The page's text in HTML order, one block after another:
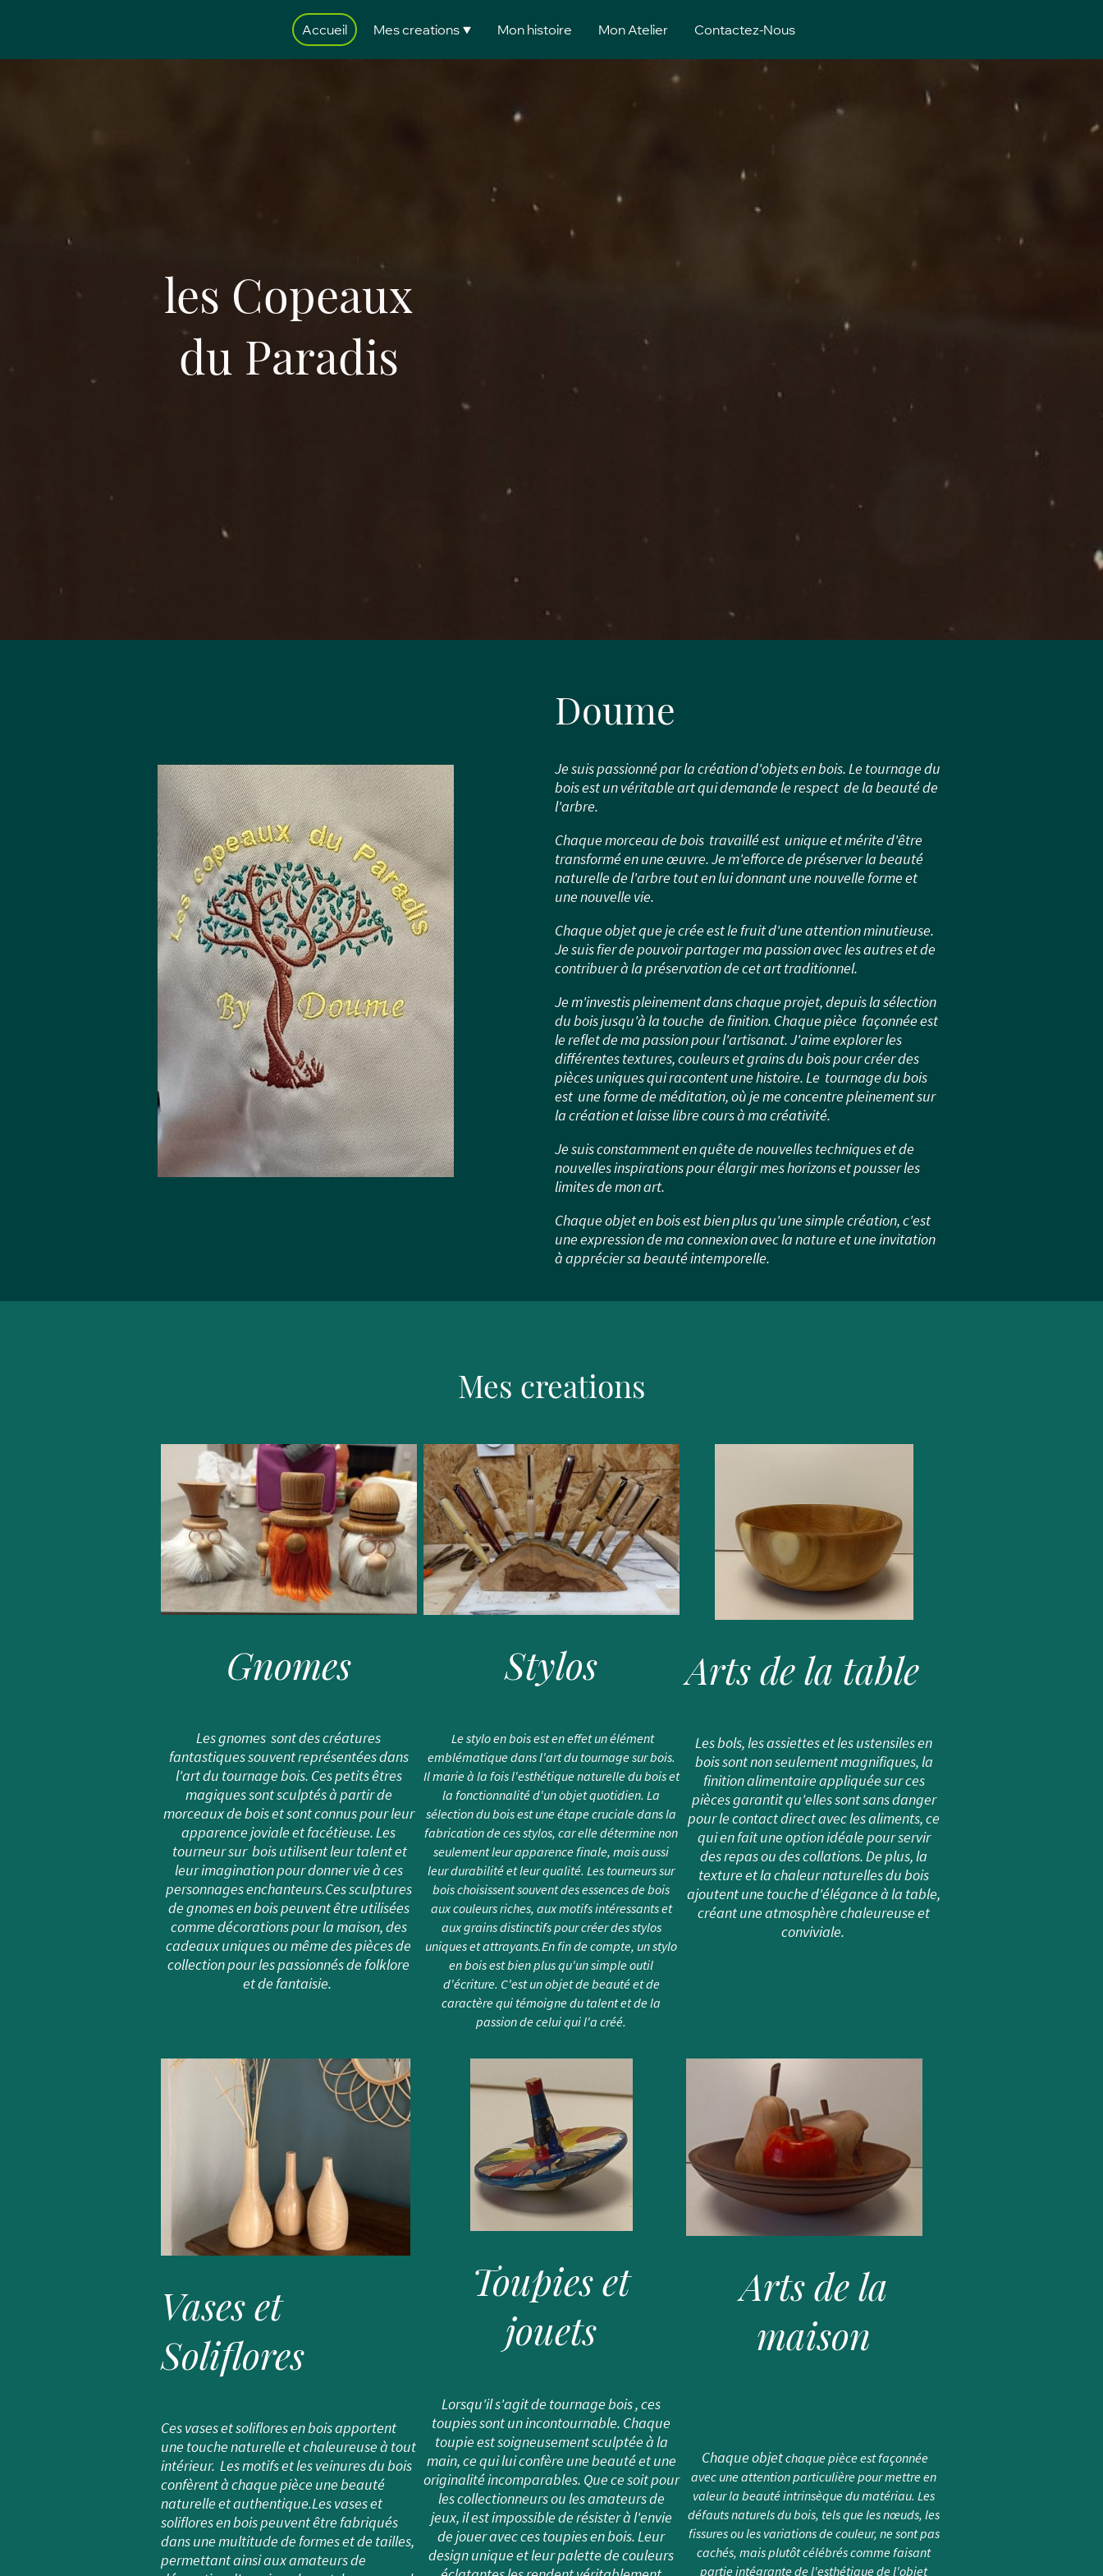
Accueil Mes creations Mon histoire Mon Atelier Contactez-Nous
les Copeaux
du Paradis
Doume
Je suis passionné par la création d'objets en bois. Le tournage du
bois est un véritable art qui demande le respect de la beauté de
l'arbre.
Chaque morceau de bois travaillé est unique et mérite d'être
transformé en une œuvre. Je m'efforce de préserver la beauté
naturelle de l'arbre tout en lui donnant une nouvelle forme et
une nouvelle vie.
Chaque objet que je crée est le fruit d'une attention minutieuse.
Je suis fier de pouvoir partager ma passion avec les autres et de
contribuer à la préservation de cet art traditionnel.
Je m'investis pleinement dans chaque projet, depuis la sélection
du bois jusqu'à la touche de finition. Chaque pièce façonnée est
le reflet de ma passion pour l'artisanat. J'aime explorer les
différentes textures, couleurs et grains du bois pour créer des
pièces uniques qui racontent une histoire. Le tournage du bois
est une forme de méditation, où je me concentre pleinement sur
la création et laisse libre cours à ma créativité.
Je suis constamment en quête de nouvelles techniques et de
nouvelles inspirations pour élargir mes horizons et pousser les
limites de mon art.
Chaque objet en bois est bien plus qu'une simple création, c'est
une expression de ma connexion avec la nature et une invitation
à apprécier sa beauté intemporelle.
Mes creations
Gnomes
Les gnomes sont des créatures
fantastiques souvent représentées dans
l'art du tournage bois. Ces petits êtres
magiques sont sculptés à partir de
morceaux de bois et sont connus pour leur
apparence joviale et facétieuse. Les
tourneur sur bois utilisent leur talent et
leur imagination pour donner vie à ces
personnages enchanteurs.Ces sculptures
de gnomes en bois peuvent être utilisées
comme décorations pour la maison, des
cadeaux uniques ou même des pièces de
collection pour les passionnés de folklore
et de fantaisie.
Stylos
Le stylo en bois est en effet un élément
emblématique dans l'art du tournage sur bois.
Il marie à la fois l'esthétique naturelle du bois et
la fonctionnalité d'un objet quotidien. La
sélection du bois est une étape cruciale dans la
fabrication de ces stylos, car elle détermine non
seulement leur apparence finale, mais aussi
leur durabilité et leur qualité. Les tourneurs sur
bois choisissent souvent des essences de bois
aux couleurs riches, aux motifs intéressants et
aux grains distinctifs pour créer des stylos
uniques et attrayants.En fin de compte, un stylo
en bois est bien plus qu'un simple outil
d'écriture. C'est un objet de beauté et de
caractère qui témoigne du talent et de la
passion de celui qui l'a créé.
Arts de la table
Les bols, les assiettes et les ustensiles en
bois sont non seulement magnifiques, la
finition alimentaire appliquée sur ces
pièces garantit qu'elles sont sans danger
pour le contact direct avec les aliments, ce
qui en fait une option idéale pour servir
des repas ou des collations. De plus, la
texture et la chaleur naturelles du bois
ajoutent une touche d'élégance à la table,
créant une atmosphère chaleureuse et
conviviale.
Vases et
Soliflores
Ces vases et soliflores en bois apportent
une touche naturelle et chaleureuse à tout
intérieur. Les motifs et les veinures du bois
confèrent à chaque pièce une beauté
naturelle et authentique.Les vases et
soliflores en bois peuvent être fabriqués
dans une multitude de formes et de tailles,
permettant ainsi aux amateurs de
Toupies et
jouets
Lorsqu'il s'agit de tournage bois , ces
toupies sont un incontournable. Chaque
toupie est soigneusement sculptée à la
main, ce qui lui confère une beauté et une
originalité incomparables. Que ce soit pour
les collectionneurs ou les amateurs de
jeux, il est impossible de résister à l'envie
de jouer avec ces toupies en bois. Leur
design unique et leur palette de couleurs
Arts de la
maison
Chaque objetchaque pièce est façonnée
avec une attention particulière pour mettre en
valeur la beauté intrinsèque du matériau. Les
défauts naturels du bois, tels que les nœuds, les
fissures ou les variations de couleur, ne sont pas
cachés, mais plutôt célébrés comme faisant
partie intégrante de l'esthétique de l'objet